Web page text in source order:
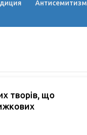
Антисемитизм
творів, що